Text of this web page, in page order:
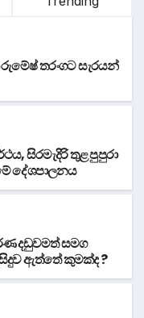
තරංගට සැරයන්
සිරමැදිරි තුළ පුපුරා
දේශපාලනය
දඩුවමත් සමග
ඇත්තේ කුමක්ද ?